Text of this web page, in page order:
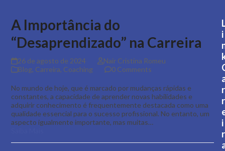
A Importância do
“Desaprendizado” na Carreira
26 de agosto de 2024
Nair Cristina Romeu
Blog, Carreira, Coaching 0 Comments
No mundo de hoje, que é marcado por mudanças rápidas e
constantes, a capacidade de aprender novas habilidades e
adquirir conhecimento é frequentemente destacada como uma
qualidade essencial para o sucesso profissional. No entanto, um
aspecto igualmente importante, mas muitas…
i
r
r
i
r